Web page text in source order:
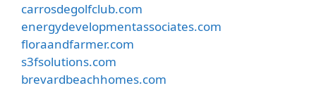
carrosdegolfclub.com
energydevelopmentassociates.com
floraandfarmer.com
s3fsolutions.com
brevardbeachhomes.com